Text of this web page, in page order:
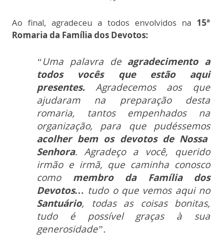
Ao final, agradeceu a todos envolvidos na 15ª
Romaria da Família dos Devotos:
“Uma palavra de agradecimento a
todos vocês que estão aqui
presentes. Agradecemos aos que
ajudaram na preparação desta
romaria, tantos empenhados na
organização, para que pudéssemos
acolher bem os devotos de Nossa
Senhora. Agradeço a você, querido
irmão e irmã, que caminha conosco
como membro da Família dos
Devotos… tudo o que vemos aqui no
Santuário, todas as coisas bonitas,
tudo é possível graças à sua
generosidade”.